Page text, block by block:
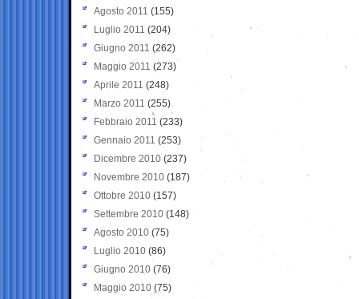
Agosto 2011 (155)
Luglio 2011 (204)
Giugno 2011 (262)
Maggio 2011 (273)
Aprile 2011 (248)
Marzo 2011 (255)
Febbraio 2011 (233)
Gennaio 2011 (253)
Dicembre 2010 (237)
Novembre 2010 (187)
Ottobre 2010 (157)
Settembre 2010 (148)
Agosto 2010 (75)
Luglio 2010 (86)
Giugno 2010 (76)
Maggio 2010 (75)